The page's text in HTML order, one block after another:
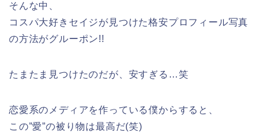
そんな中、
コスパ大好きセイジが見つけた格安プロフィール写真
の方法がグルーポン!!
たまたま見つけたのだが、安すぎる…笑
恋愛系のメディアを作っている僕からすると、
この”愛”の被り物は最高だ(笑)